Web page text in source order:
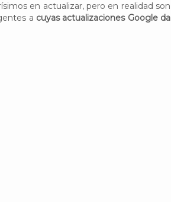
en actualizar, pero en realidad son
a cuyas actualizaciones Google da